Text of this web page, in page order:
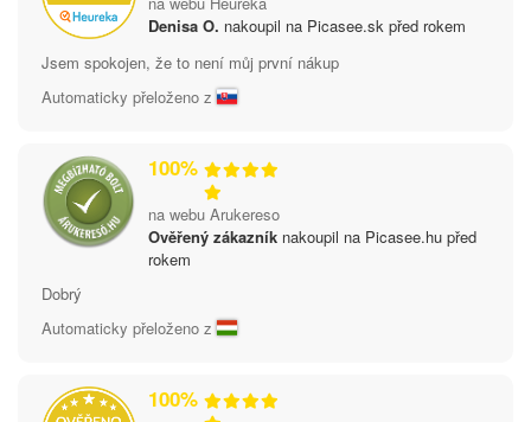
Denisa O. nakoupil na Picasee.sk před rokem
Jsem spokojen, že to není můj první nákup
Automaticky přeloženo z
100%
na webu Arukereso
Ověřený zákazník nakoupil na Picasee.hu před
rokem
Dobrý
Automaticky přeloženo z
100%